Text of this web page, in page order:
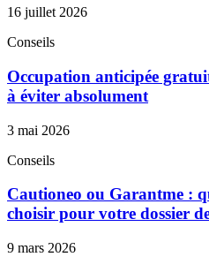
16 juillet 2026
Conseils
Occupation anticipée
à éviter absolument
3 mai 2026
Conseils
Cautioneo ou Garantme :
choisir pour votre dossier
9 mars 2026